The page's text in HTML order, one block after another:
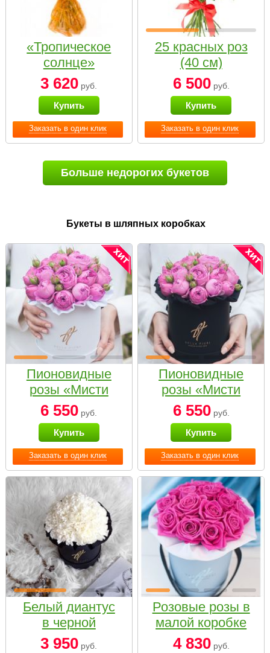
Заказать в один клик
«Тропическое
солнце»
3 620 руб.
Купить
Заказать в один клик
25 красных роз
(40 см)
6 500руб.
Купить
Больше недорогих букетов
Букеты в шляпных коробках
Заказать в один клик
Пионовидные
розы «Мисти
бабблс» в белой
коробке Small
6 550 руб.
Купить
Заказать в один клик
Пионовидные
розы «Мисти
бабблс» в
черной коробке
Small
6 550руб.
Купить
Белый диантус
в черной
коробке Small
3 950 руб.
Розовые розы в
малой коробке
4 830руб.